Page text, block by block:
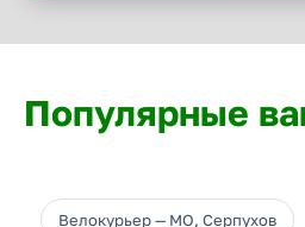
Популярные
Велокурьер — МО, Серпухов